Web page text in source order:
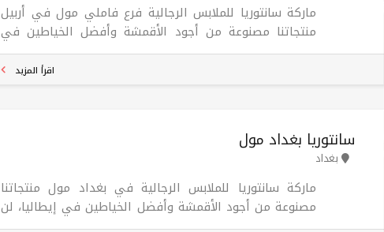
ماركة سانتوريا للملابس الرجالية فرع فاملي مول في أربيل
منتجاتنا مصنوعة من أجود الأقمشة وأفضل الخياطين في
إيطاليا، لن تندم على زيارتنا مرة واحدة، سانتوريا جاذبية
اقرأ المزيد
سانتوریا بغداد مول
بغداد
ماركة سانتوريا للملابس الرجالية في بغداد مول منتجاتنا
مصنوعة من أجود الأقمشة وأفضل الخياطين في إيطاليا، لن
تندم على زيارتنا مرة واحدة، سانتوريا جاذبية وجميلة